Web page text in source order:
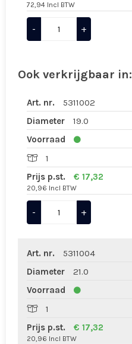
72,94 Incl BTW
- +
Ook verkrijgbaar in:
Art. nr.
5311002
Diameter
19.0
Voorraad
1
Prijs p.st.
€ 17,32
20,96 Incl BTW
- +
Art. nr.
5311004
Diameter
21.0
Voorraad
1
Prijs p.st.
€ 17,32
20,96 Incl BTW